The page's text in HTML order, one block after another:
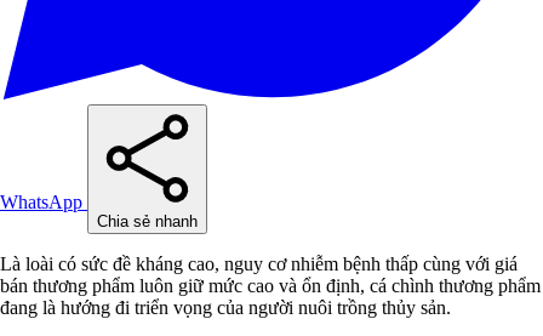
WhatsApp
Chia sẻ nhanh
Là loài có sức đề kháng cao, nguy cơ nhiễm bệnh thấp cùng với giá
bán thương phẩm luôn giữ mức cao và ổn định, cá chình thương phẩm
đang là hướng đi triển vọng của người nuôi trồng thủy sản.